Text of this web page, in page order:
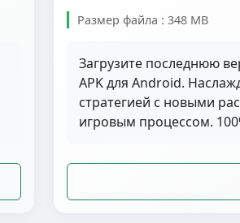
Размер файла : 348 MB
Загрузите последнюю
APK для Android.
стратегией с новыми
игровым процессом.